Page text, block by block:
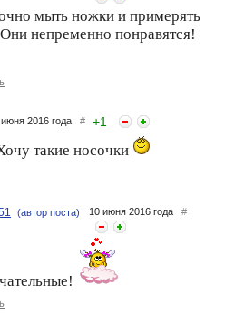
мыть ножки и примерять
непременно понравятся!
июня 2016 года # +1
такие носочки
(автор поста) 10 июня 2016 года #